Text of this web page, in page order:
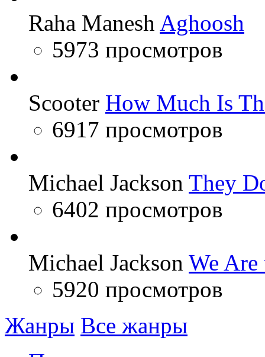
Raha Manesh Aghoosh
5973 просмотров
Scooter How Much Is
6917 просмотров
Michael Jackson They
6402 просмотров
Michael Jackson We
5920 просмотров
Жанры Все жанры